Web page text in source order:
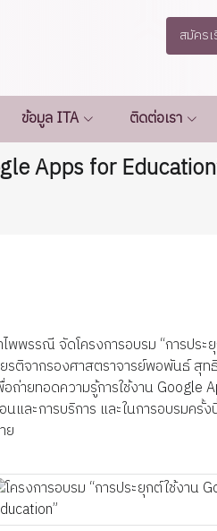
สมัคร
ข้อมูล ITA ติดต่อเรา
Apps for
ไพพรรณี จัดโครงการอบรม “การ
รติจากรองศาสตราจารย์พอพันธ์ สุ
ายทอดความรู้การใช้งาน
และการบริการ และในการอบรมค
ย